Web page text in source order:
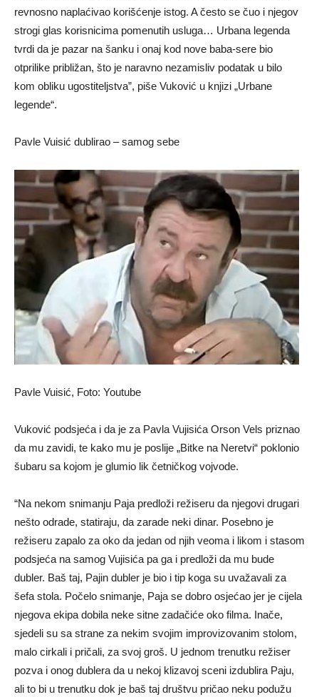
revnosno naplaćivao korišćenje istog. A često se čuo i njegov
strogi glas korisnicima pomenutih usluga… Urbana legenda
tvrdi da je pazar na šanku i onaj kod nove baba-sere bio
otprilike približan, što je naravno nezamisliv podatak u bilo
kom obliku ugostiteljstva”, piše Vuković u knjizi „Urbane
legende“.
Pavle Vuisić dublirao – samog sebe
Pavle Vuisić, Foto: Youtube
Vuković podsjeća i da je za Pavla Vujisića Orson Vels priznao
da mu zavidi, te kako mu je poslije „Bitke na Neretvi“ poklonio
šubaru sa kojom je glumio lik četničkog vojvode.
“Na nekom snimanju Paja predloži režiseru da njegovi drugari
nešto odrade, statiraju, da zarade neki dinar. Posebno je
režiseru zapalo za oko da jedan od njih veoma i likom i stasom
podsjeća na samog Vujisića pa ga i predloži da mu bude
dubler. Baš taj, Pajin dubler je bio i tip koga su uvažavali za
šefa stola. Počelo snimanje, Paja se dobro osjećao jer je cijela
njegova ekipa dobila neke sitne zadačiće oko filma. Inače,
sjedeli su sa strane za nekim svojim improvizovanim stolom,
malo cirkali i pričali, za svoj groš. U jednom trenutku režiser
pozva i onog dublera da u nekoj klizavoj sceni izdublira Paju,
ali to bi u trenutku dok je baš taj društvu pričao neku podužu